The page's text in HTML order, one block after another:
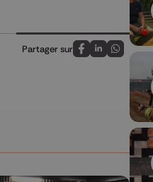
Partager sur
Partagez sur
Partagez sur